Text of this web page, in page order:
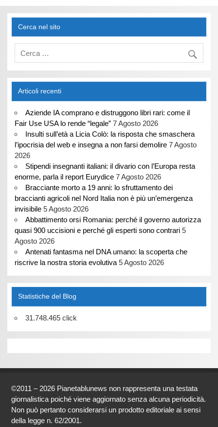
Cerca nel sito
Articoli recenti
Aziende IA comprano e distruggono libri rari: come il
Fair Use USA lo rende “legale” 7 Agosto 2026
Insulti sull’età a Licia Colò: la risposta che smaschera
l’ipocrisia del web e insegna a non farsi demolire 7 Agosto
2026
Stipendi insegnanti italiani: il divario con l’Europa resta
enorme, parla il report Eurydice 7 Agosto 2026
Bracciante morto a 19 anni: lo sfruttamento dei
braccianti agricoli nel Nord Italia non è più un’emergenza
invisibile 5 Agosto 2026
Abbattimento orsi Romania: perché il governo autorizza
quasi 900 uccisioni e perché gli esperti sono contrari 5
Agosto 2026
Antenati fantasma nel DNA umano: la scoperta che
riscrive la nostra storia evolutiva 5 Agosto 2026
Statistiche del Blog
31.748.465 click
©2011 – 2026 Pianetablunews non rappresenta una testata
giornalistica poiché viene aggiornato senza alcuna periodicità.
Non può pertanto considerarsi un prodotto editoriale ai sensi
della legge n. 62/2001.